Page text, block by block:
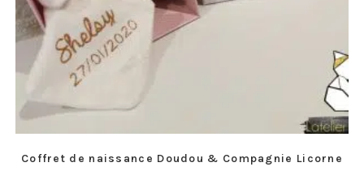
Coffret de naissance Doudou & Compagnie Licorne